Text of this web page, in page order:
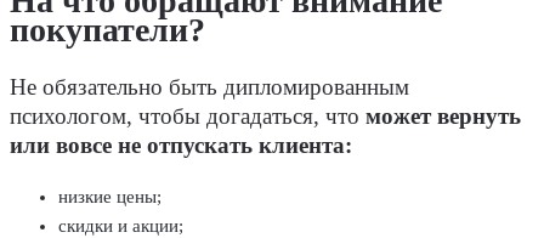
покупатели?
Не обязательно быть дипломированным
психологом, чтобы догадаться, что может вернуть
или вовсе не отпускать клиента:
низкие цены;
скидки и акции;